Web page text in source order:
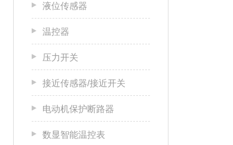
液位传感器
温控器
压力开关
接近传感器/接近开关
电动机保护断路器
数显智能温控表